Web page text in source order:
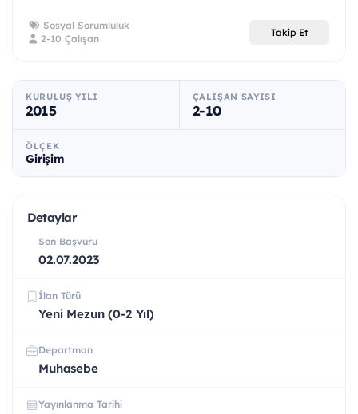
Sosyal Sorumluluk
2-10 Çalışan
Takip Et
KURULUŞ YILI
2015
ÇALIŞAN SAYISI
2-10
ÖLÇEK
Girişim
Detaylar
Son Başvuru
02.07.2023
İlan Türü
Yeni Mezun (0-2 Yıl)
Departman
Muhasebe
Yayınlanma Tarihi